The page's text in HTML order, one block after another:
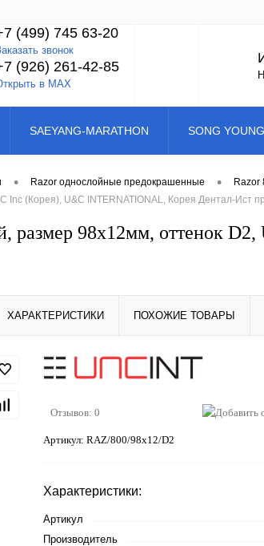
(499) 745 63-20
звонок
(926) 261-42-85
в MAX
SAEYANG-MARATHON SONG YOUNG
• Razor однослойные предокрашенные • Razor
(Корея), U&C INTERNATIONAL, Корея Дентал-Ист
размер 98х12мм, оттенок
ХАРАКТЕРИСТИКИ ПОХОЖИЕ ТОВАРЫ
Отзывов: 0
Артикул: RAZ/800/98x12/D2
Характеристики:
Артикул
Производитель